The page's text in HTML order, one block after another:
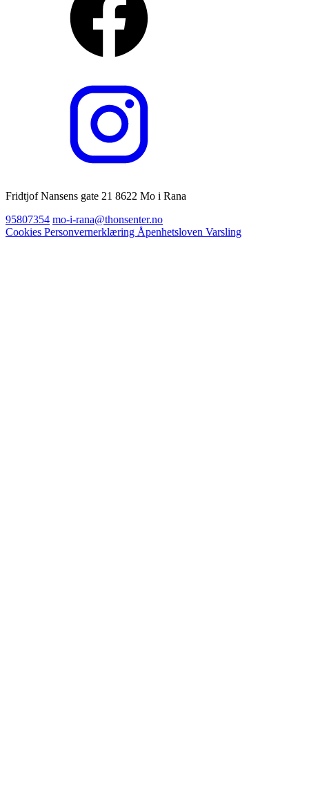
Fridtjof Nansens gate 21 8622 Mo i Rana
95807354 mo-i-rana@thonsenter.no
Cookies Personvernerklæring Åpenhetsloven Varsling